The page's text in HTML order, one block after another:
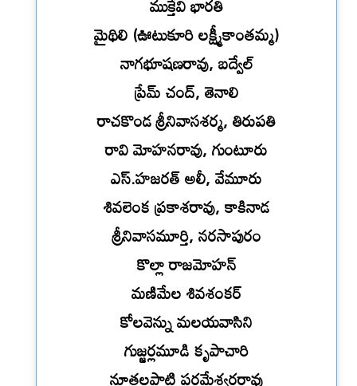
మైథిలి (ఊటుకూరి లక్ష్మీకాంతమ్మ)
నాగభూషణరావు, బద్వేల్
ప్రేమ్ చంద్, తెనాలి
రాచకొండ శ్రీనివాసశర్మ, తిరుపతి
రావి మోహనరావు, గుంటూరు
ఎస్.హజరత్ అలీ, వేమూరు
శివలెంక ప్రకాశరావు, కాకినాడ
శ్రీనివాసమూర్తి, నరసాపురం
కొల్లా రాజమోహన్
మణిమేల శివశంకర్
కోలవెన్ను మలయవాసిని
గుజ్జర్లమూడి కృపాచారి
నూతలపాటి పరమేశ్వరరావు